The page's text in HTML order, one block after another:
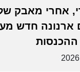
אחרי מאבק
ארנונה חדש